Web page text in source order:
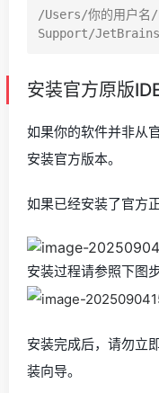
/Users/你的用户
安装官方原版
如果你的软件并非从
安装官方版本。
如果已经安装了官方
安装过程请参照下图步
安装完成后，请勿立
装向导。